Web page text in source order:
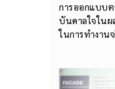
การออกแบบต
บันดาลใจใน
ในการทำงา